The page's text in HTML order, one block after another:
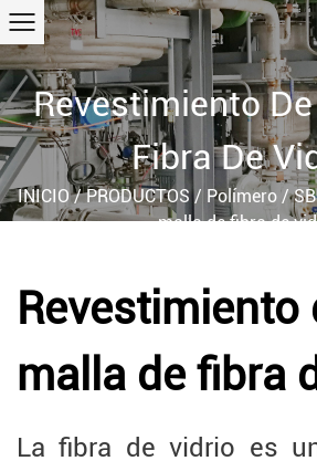
Revestimiento
Fibra De
INICIO/PRODUCTOS/ Polímero/
malla de fibra de
Revestimiento
malla de fibra
La fibra de vidrio es